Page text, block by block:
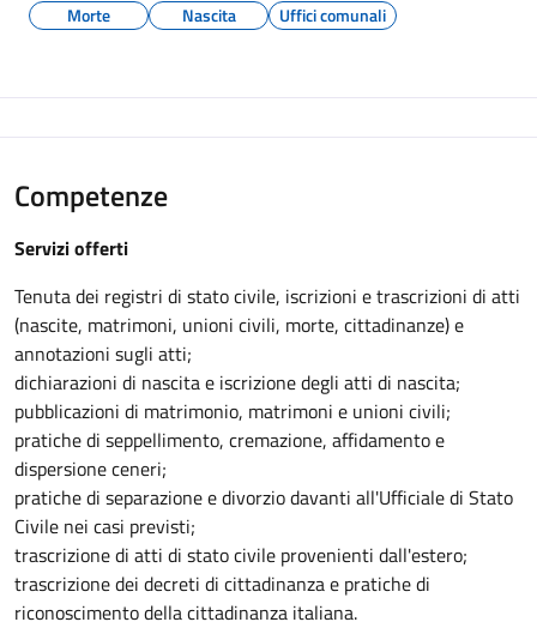
Morte
Nascita Uffici comunali
Competenze
Servizi offerti
Tenuta dei registri di stato civile, iscrizioni e trascrizioni di atti
(nascite, matrimoni, unioni civili, morte, cittadinanze) e
annotazioni sugli atti;
dichiarazioni di nascita e iscrizione degli atti di nascita;
pubblicazioni di matrimonio, matrimoni e unioni civili;
pratiche di seppellimento, cremazione, affidamento e
dispersione ceneri;
pratiche di separazione e divorzio davanti all'Ufficiale di Stato
Civile nei casi previsti;
trascrizione di atti di stato civile provenienti dall'estero;
trascrizione dei decreti di cittadinanza e pratiche di
riconoscimento della cittadinanza italiana.